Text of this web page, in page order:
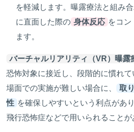
を軽減します。曝露療法と組み
に直面した際の 身体反応 をコン
ます。
バーチャルリアリティ（VR）曝露
恐怖対象に接近し、段階的に慣れ
場面での実施が難しい場合に、
取
性 を確保しやすいという利点があ
飛行恐怖症などで用いられることが